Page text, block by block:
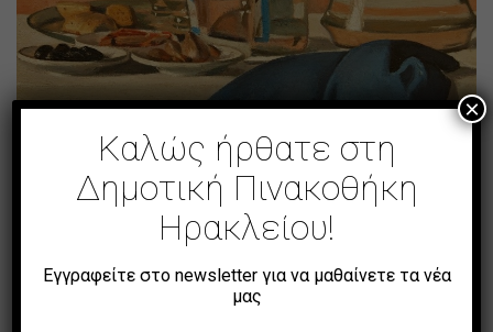
Νεκρή Φύση
Καλώς ήρθατε στη
Δημοτική Πινακοθήκη
Ηρακλείου!
Εγγραφείτε στο newsletter για να μαθαίνετε τα νέα
μας
×